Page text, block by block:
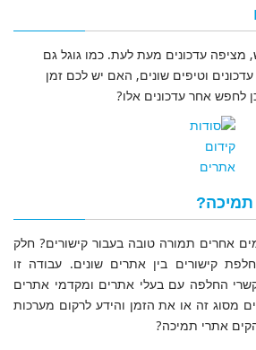
מציפה עדכונים מעת לעת. כמו גוגל גם
וטיפים שונים, האם יש לכם זמן
לחפש אחר עדכונים אלו?
אחרים תמורה טובה בעבור קישורים? חלק
קישורים בין אתרים שונים. עבודה זו
החלפה עם בעלי אתרים ומקדמי אתרים
מסוג זה או את הזמן והידע לרקום מערכות
אתרי תמיכה?